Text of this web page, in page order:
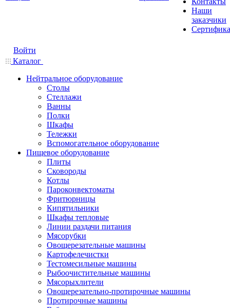
Наши
заказчики
Войти
Каталог
Нейтральное оборудование
Столы
Стеллажи
Ванны
Полки
Шкафы
Тележки
Вспомогательное оборудование
Пищевое оборудование
Плиты
Сковороды
Котлы
Пароконвектоматы
Фритюрницы
Кипятильники
Шкафы тепловые
Линии раздачи питания
Мясорубки
Овощерезательные машины
Картофелечистки
Тестомесильные машины
Рыбоочистительные машины
Мясорыхлители
Овощерезательно-протирочные машины
Протирочные машины